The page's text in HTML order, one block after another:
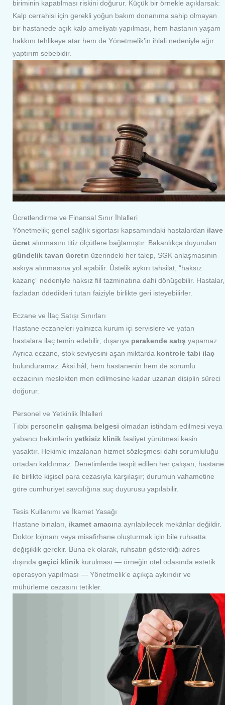
biriminin kapatılması riskini doğurur. Küçük bir örnekle açıklarsak:
Kalp cerrahisi için gerekli yoğun bakım donanıma sahip olmayan
bir hastanede açık kalp ameliyatı yapılması, hem hastanın yaşam
hakkını tehlikeye atar hem de Yönetmelik’in ihlali nedeniyle ağır
yaptırım sebebidir.
Ücretlendirme ve Finansal Sınır İhlalleri
Yönetmelik; genel sağlık sigortası kapsamındaki hastalardan ilave
ücret alınmasını titiz ölçütlere bağlamıştır. Bakanlıkça duyurulan
gündelik tavan ücretin üzerindeki her talep, SGK anlaşmasının
askıya alınmasına yol açabilir. Üstelik aykırı tahsilat, “haksız
kazanç” nedeniyle haksız fiil tazminatına dahi dönüşebilir. Hastalar,
fazladan ödedikleri tutarı faiziyle birlikte geri isteyebilirler.
Eczane ve İlaç Satışı Sınırları
Hastane eczaneleri yalnızca kurum içi servislere ve yatan
hastalara ilaç temin edebilir; dışarıya perakende satış yapamaz.
Ayrıca eczane, stok seviyesini aşan miktarda kontrole tabi ilaç
bulunduramaz. Aksi hâl, hem hastanenin hem de sorumlu
eczacının meslekten men edilmesine kadar uzanan disiplin süreci
doğurur.
Personel ve Yetkinlik İhlalleri
Tıbbi personelin çalışma belgesi olmadan istihdam edilmesi veya
yabancı hekimlerin yetkisiz klinik faaliyet yürütmesi kesin
yasaktır. Hekimle imzalanan hizmet sözleşmesi dahi sorumluluğu
ortadan kaldırmaz. Denetimlerde tespit edilen her çalışan, hastane
ile birlikte kişisel para cezasıyla karşılaşır; durumun vahametine
göre cumhuriyet savcılığına suç duyurusu yapılabilir.
Tesis Kullanımı ve İkamet Yasağı
Hastane binaları, ikamet amacına ayrılabilecek mekânlar değildir.
Doktor lojmanı veya misafirhane oluşturmak için bile ruhsatta
değişiklik gerekir. Buna ek olarak, ruhsatın gösterdiği adres
dışında geçici klinik kurulması — örneğin otel odasında estetik
operasyon yapılması — Yönetmelik’e açıkça aykırıdır ve
mühürleme cezasını tetikler.